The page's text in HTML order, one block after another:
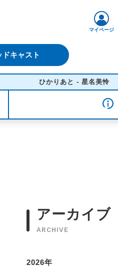
ドキャスト
マイページ
ひかりあと - 星名美怜
アーカイブ
ARCHIVE
2026年